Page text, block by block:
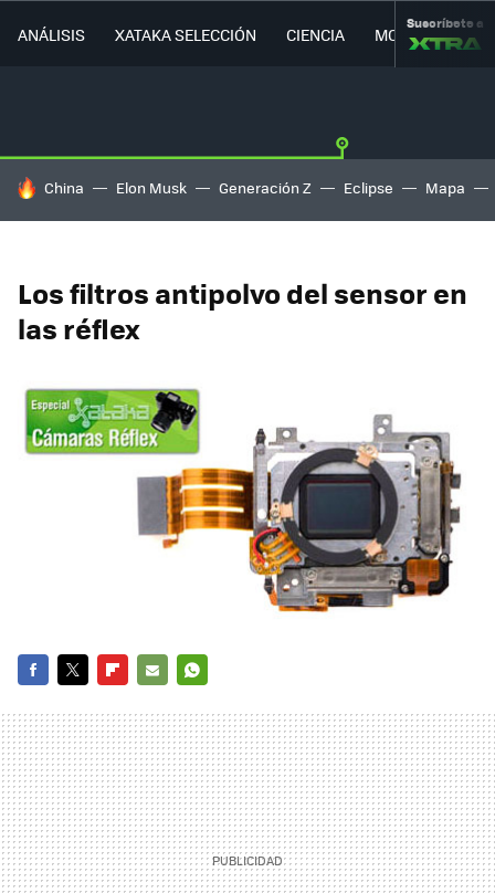
ANÁLISIS XATAKA SELECCIÓN CIENCIA MOVILIDAD
Suscríbete a
HOY SE HABLA DE
China Elon Musk Generación Z Eclipse Mapa
Los filtros antipolvo del sensor en
las réflex
MAIL